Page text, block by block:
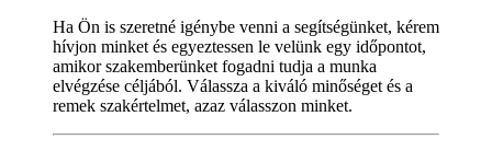
Ha Ön is szeretné igénybe venni a segítségünket, kérem
hívjon minket és egyeztessen le velünk egy időpontot,
amikor szakemberünket fogadni tudja a munka
elvégzése céljából. Válassza a kiváló minőséget és a
remek szakértelmet, azaz válasszon minket.